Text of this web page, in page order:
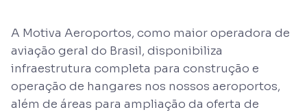
A Motiva Aeroportos, como maior operadora de
aviação geral do Brasil, disponibiliza
infraestrutura completa para construção e
operação de hangares nos nossos aeroportos,
além de áreas para ampliação da oferta de